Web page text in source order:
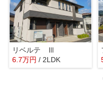
リベルテ Ⅲ
6.7万円 / 2LDK